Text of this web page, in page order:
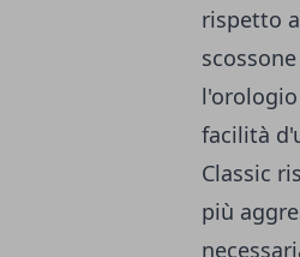
rispetto
facilità
Classic
più